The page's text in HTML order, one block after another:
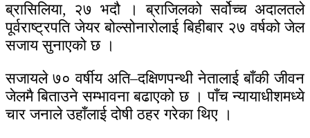
ब्रासिलिया, २७ भदौ । ब्राजिलको सर्वोच्च अदालतले
पूर्वराष्ट्रपति जेयर बोल्सोनारोलाई बिहीबार २७ वर्षको जेल
सजाय सुनाएको छ ।
सजायले ७० वर्षीय अति–दक्षिणपन्थी नेतालाई बाँकी जीवन
जेलमै बिताउने सम्भावना बढाएको छ । पाँच न्यायाधीशमध्ये
चार जनाले उहाँलाई दोषी ठहर गरेका थिए ।